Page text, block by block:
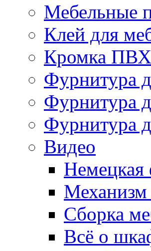
Мебельные
Клей для
Кромка ПВХ
Фурнитура
Фурнитура
Фурнитура
Видео
Немецкая
Механизм
Сборка
Всё о